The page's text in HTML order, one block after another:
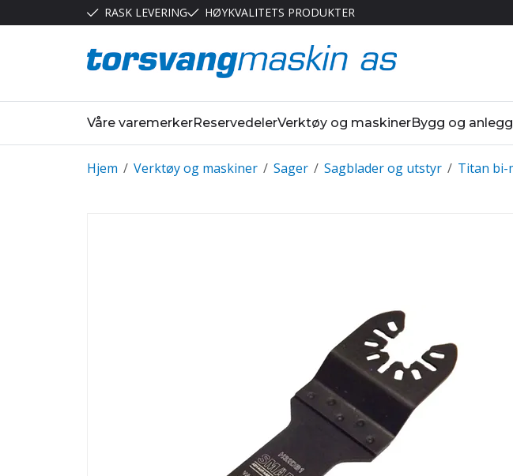
RASK LEVERING HØYKVALITETS PRODUKTER
Våre varemerkerReservedelerVerktøy og maskinerBygg og anlegg
/
Hjem /
Verktøy og maskiner /
Sager /
Sagblader og utstyr Titan bi-